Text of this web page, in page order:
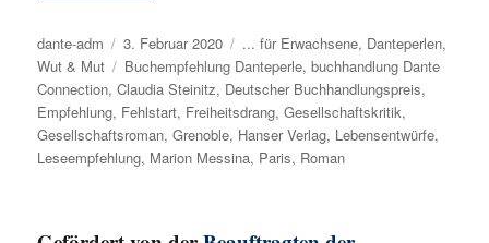
Autor
dante-adm
Veröffentlicht
am
3. Februar 2020 Kategorien
... für Erwachsene, Danteperlen,
Wut & Mut
Schlagwörter
Buchempfehlung Danteperle,buchhandlung Dante
Connection,Claudia Steinitz, Deutscher Buchhandlungspreis,
Empfehlung, Fehlstart, Freiheitsdrang,Gesellschaftskritik,
Gesellschaftsroman,Grenoble, Hanser Verlag, Lebensentwürfe,
Leseempfehlung, Marion Messina, Paris, Roman